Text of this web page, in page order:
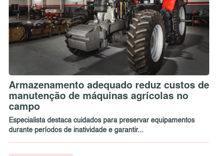
Armazenamento adequado reduz custos de
manutenção de máquinas agrícolas no
campo
Especialista destaca cuidados para preservar equipamentos
durante períodos de inatividade e garantir...